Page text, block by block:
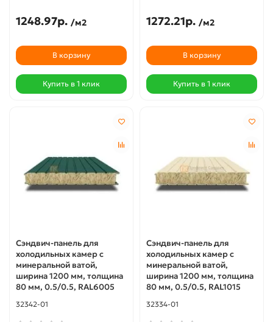
1248.97р. /м2
В корзину
Купить в 1 клик
1272.21р. /м2
В корзину
Купить в 1 клик
Сэндвич-панель для
холодильных камер с
минеральной ватой,
ширина 1200 мм, толщина
80 мм, 0.5/0.5, RAL6005
32342-01
Сэндвич-панель для
холодильных камер с
минеральной ватой,
ширина 1200 мм, толщина
80 мм, 0.5/0.5, RAL1015
32334-01